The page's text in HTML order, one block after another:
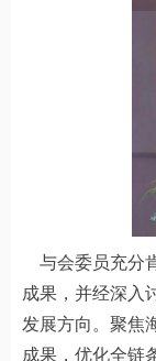
与会委员充分
成果，并经深入
发展方向。聚焦
成果，优化全链